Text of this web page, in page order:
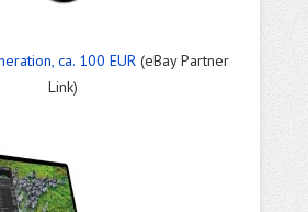
ca. 100 EUR(eBay Partner
Link)